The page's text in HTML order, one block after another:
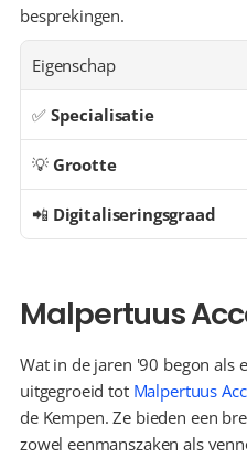
besprekingen.
Eigenschap
✅ Specialisatie
💡 Grootte
📲 Digitaliseringsgraad
Malpertuus
Wat in de jaren '90 begon als
uitgegroeid tot Malpertuus
de Kempen. Ze bieden een
zowel eenmanszaken als